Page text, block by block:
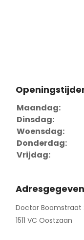
Maandag:
Dinsdag:
Woensdag:
Donderdag:
Vrijdag:
Doctor Boomstraat
1511 VC Oostzaan